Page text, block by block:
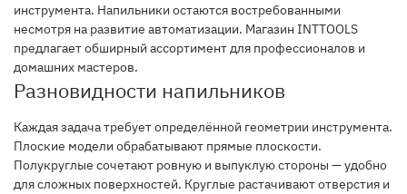
инструмента. Напильники остаются востребованными
несмотря на развитие автоматизации. Магазин INTTOOLS
предлагает обширный ассортимент для профессионалов и
домашних мастеров.
Разновидности напильников
Каждая задача требует определённой геометрии инструмента.
Плоские модели обрабатывают прямые плоскости.
Полукруглые сочетают ровную и выпуклую стороны — удобно
для сложных поверхностей. Круглые растачивают отверстия и